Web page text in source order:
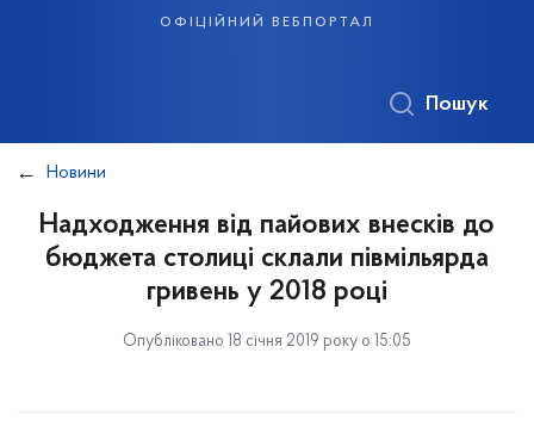
офіційний вебпортал
Пошук
Новини
Надходження від пайових внесків до
бюджета столиці склали півмільярда
гривень у 2018 році
Опубліковано 18 січня 2019 року о 15:05